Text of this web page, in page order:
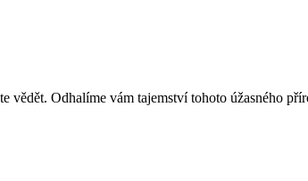
vědět. Odhalíme vám tajemství tohoto úžasného